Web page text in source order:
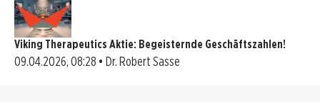
Viking Therapeutics Aktie: Begeisternde Geschäftszahlen!
09.04.2026, 08:28 • Dr. Robert Sasse